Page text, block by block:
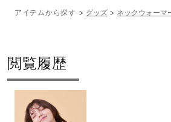
2025年秋冬
アイテムから探す グッズ ネックウォーマ
閲覧履歴